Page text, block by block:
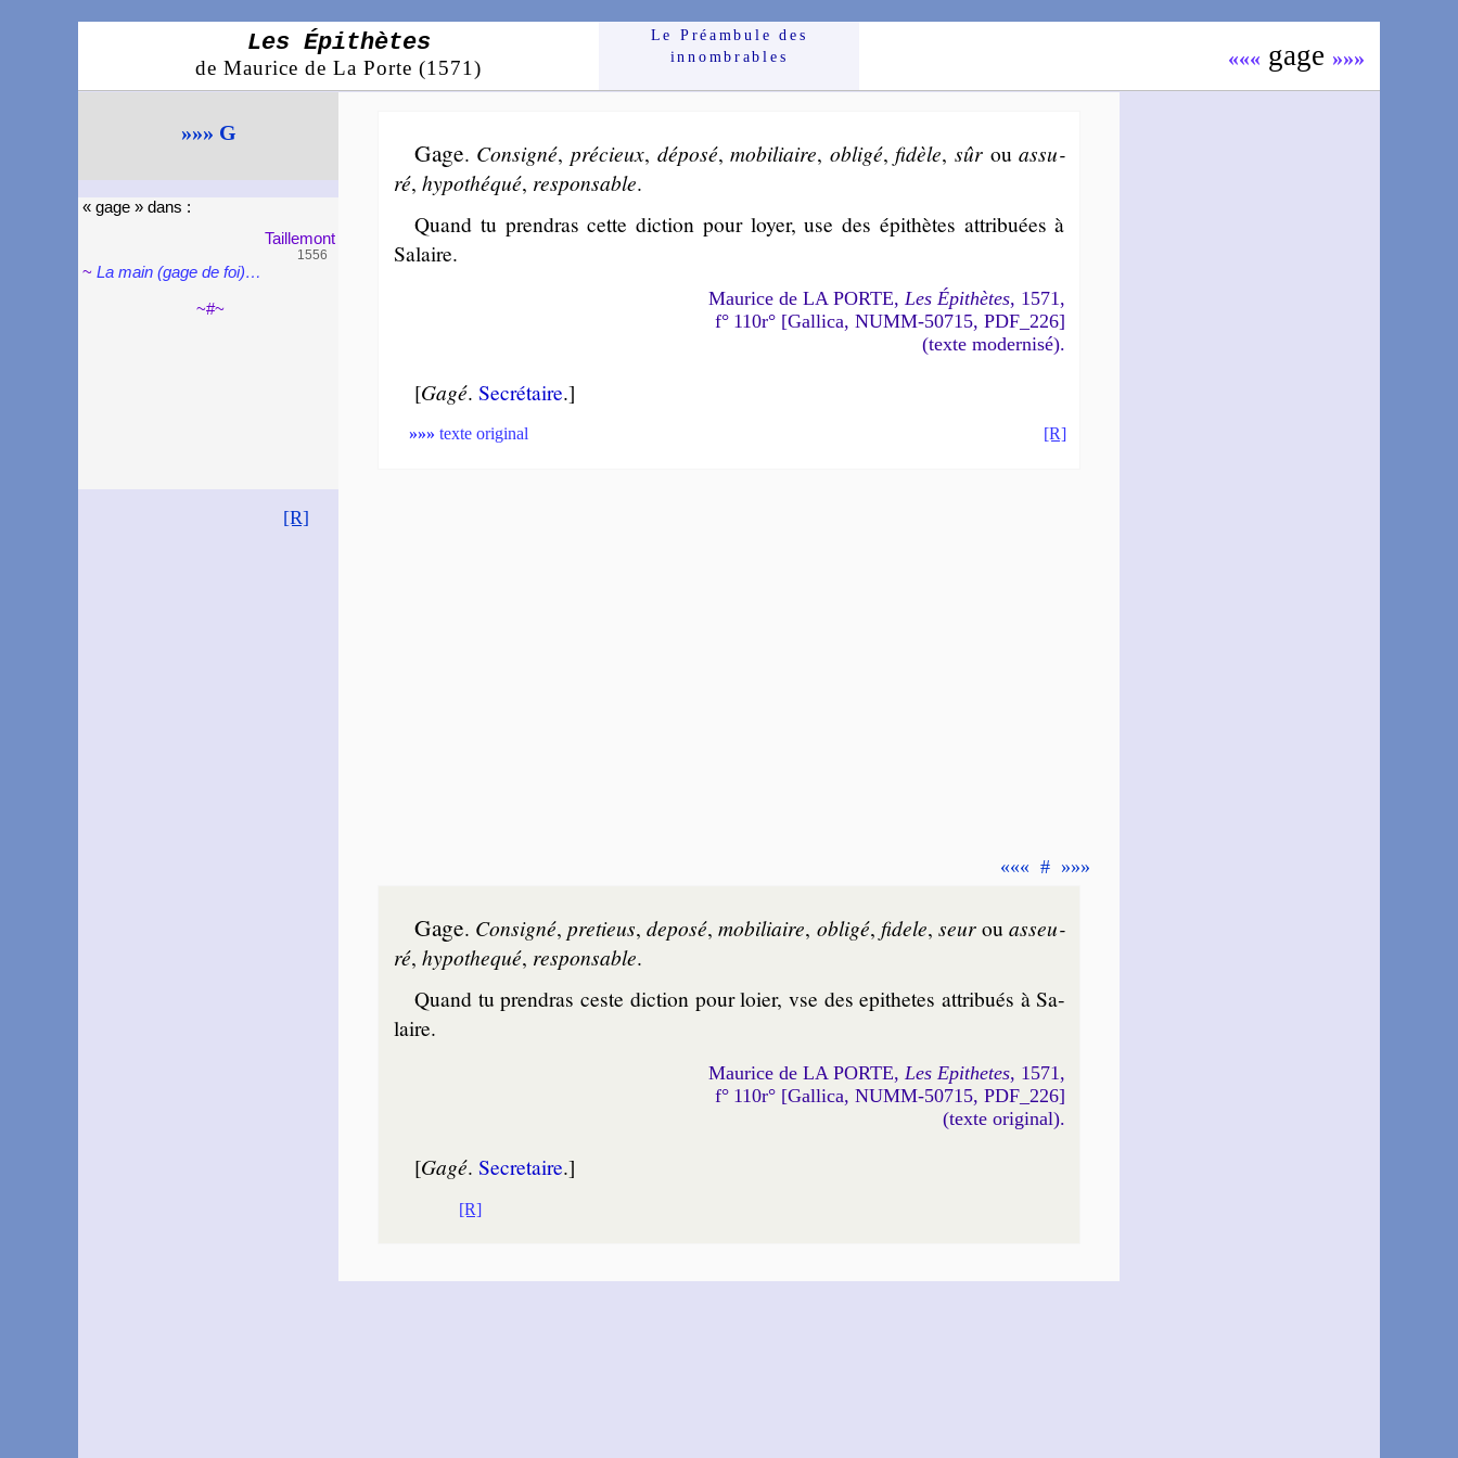
Les Épithètes
de Maurice de La Porte (1571)
Le Préam­bule des
innom­brables
««« gage »»»
»»» G
« gage » dans :
Taille­mont
1556
~La main (gage de foi)…
~#~
[R]
Gage. Consi­gné, pré­cieux, dé­po­sé,mo­bi­liaire, obli­gé, fi­dèle,sûr ouassu­
ré, hy­po­thé­qué, res­pon­sable.
Quand tu prendras cette dic­tion pour loyer, use des épi­thètes attri­buées à
Sa­laire.
Maurice de LA PORTE,Les Épithètes, 1571,
f° 110r° [Gallica, NUMM-50715, PDF_226]
(texte modernisé).
[Gagé.Se­cré­taire.]
»»» texte original [R]
««« # »»»
Gage. Consi­gné,pre­tieus,de­po­sé,mo­bi­liaire, obli­gé, fi­dele,seurouasseu­
ré, hy­po­the­qué, res­pon­sable.
Quand tu prendras ceste dic­tion pour loier, vse des epi­thetes attri­bués à Sa­
laire.
Maurice de LA PORTE,Les Epithetes, 1571,
f° 110r° [Gallica, NUMM-50715, PDF_226]
(texte original).
[Gagé.Se­cre­taire.]
[R]